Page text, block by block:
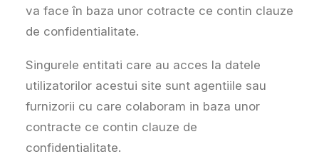
va face în baza unor cotracte ce contin clauze
de confidentialitate.
Singurele entitati care au acces la datele
utilizatorilor acestui site sunt agentiile sau
furnizorii cu care colaboram in baza unor
contracte ce contin clauze de
confidentialitate.